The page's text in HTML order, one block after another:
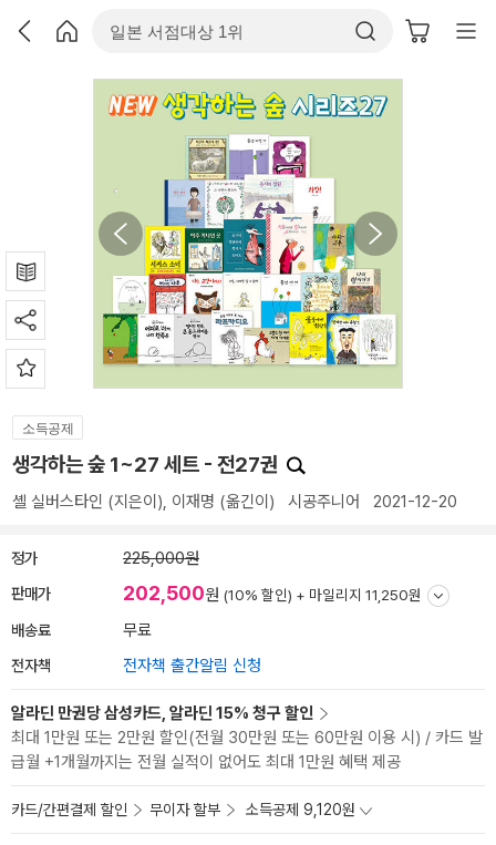
소득공제
생각하는 숲 1~27 세트 - 전27권
셸 실버스타인 (지은이), 이재명 (옮긴이) 시공주니어 2021-12-20
정가 225,000원
판매가 202,500원 (10% 할인) + 마일리지 11,250원
배송료 무료
전자책 전자책 출간알림 신청
알라딘 만권당 삼성카드, 알라딘 15% 청구 할인
최대 1만원 또는 2만원 할인(전월 30만원 또는 60만원 이용 시) / 카드 발
급월 +1개월까지는 전월 실적이 없어도 최대 1만원 혜택 제공
카드/간편결제 할인 무이자 할부 소득공제 9,120원